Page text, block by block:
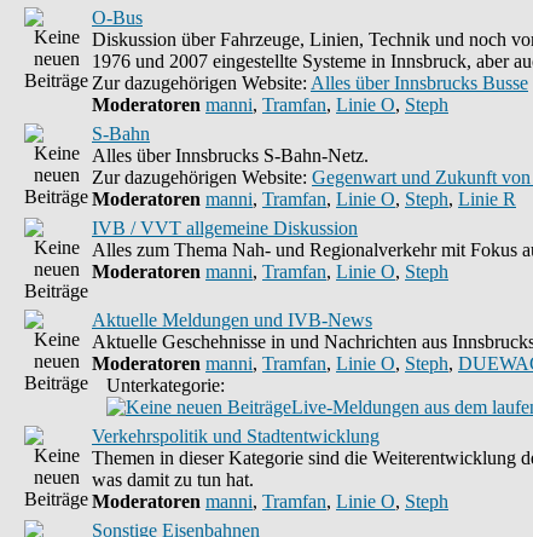
O-Bus
Diskussion über Fahrzeuge, Linien, Technik und noch
1976 und 2007 eingestellte Systeme in Innsbruck, aber
Zur dazugehörigen Website: Alles über Innsbrucks Busse
Moderatoren manni, Tramfan, Linie O, Steph
S-Bahn
Alles über Innsbrucks S-Bahn-Netz.
Zur dazugehörigen Website: Gegenwart und Zukunft
Moderatoren manni, Tramfan, Linie O, Steph, Linie R
IVB / VVT allgemeine Diskussion
Alles zum Thema Nah- und Regionalverkehr mit Fokus
Moderatoren manni, Tramfan, Linie O, Steph
Aktuelle Meldungen und IVB-News
Aktuelle Geschehnisse in und Nachrichten aus
Moderatoren manni, Tramfan, Linie O, Steph,
Unterkategorie:
Live-Meldungen aus dem
Verkehrspolitik und Stadtentwicklung
Themen in dieser Kategorie sind die Weiterentwicklung
was damit zu tun hat.
Moderatoren manni, Tramfan, Linie O, Steph
Sonstige Eisenbahnen